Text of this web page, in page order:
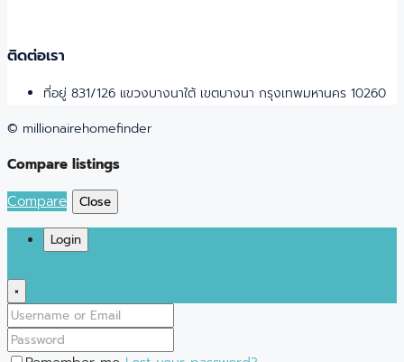
ติดต่อเรา
ที่อยู่ 831/126 แขวงบางนาใต้ เขตบางนา กรุงเทพมหานคร 10260
© millionairehomefinder
Compare listings
Compare
Close
Login
×